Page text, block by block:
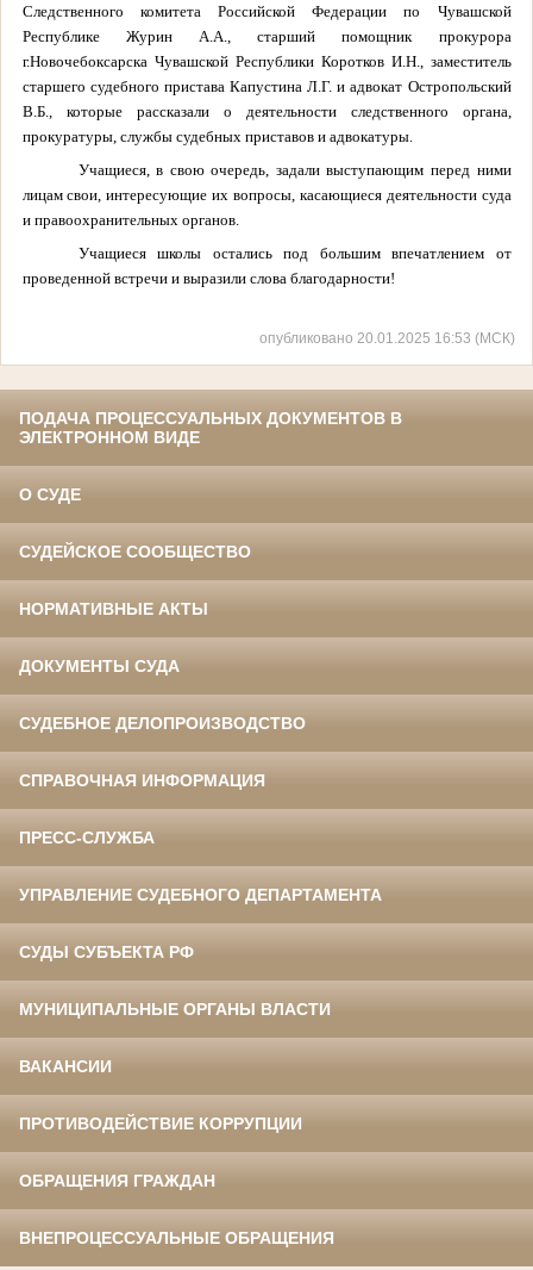
Следственного комитета Российской Федерации по Чувашской
Республике Журин А.А., старший помощник прокурора
г.Новочебоксарска Чувашской Республики Коротков И.Н., заместитель
старшего судебного пристава Капустина Л.Г. и адвокат Остропольский
В.Б., которые рассказали о деятельности следственного органа,
прокуратуры, службы судебных приставов и адвокатуры.
Учащиеся, в свою очередь, задали выступающим перед ними
лицам свои, интересующие их вопросы, касающиеся деятельности суда
и правоохранительных органов.
Учащиеся школы остались под большим впечатлением от
проведенной встречи и выразили слова благодарности!
опубликовано 20.01.2025 16:53 (МСК)
ПОДАЧА ПРОЦЕССУАЛЬНЫХ ДОКУМЕНТОВ В
ЭЛЕКТРОННОМ ВИДЕ
О СУДЕ
СУДЕЙСКОЕ СООБЩЕСТВО
НОРМАТИВНЫЕ АКТЫ
ДОКУМЕНТЫ СУДА
СУДЕБНОЕ ДЕЛОПРОИЗВОДСТВО
СПРАВОЧНАЯ ИНФОРМАЦИЯ
ПРЕСС-СЛУЖБА
УПРАВЛЕНИЕ СУДЕБНОГО ДЕПАРТАМЕНТА
СУДЫ СУБЪЕКТА РФ
МУНИЦИПАЛЬНЫЕ ОРГАНЫ ВЛАСТИ
ВАКАНСИИ
ПРОТИВОДЕЙСТВИЕ КОРРУПЦИИ
ОБРАЩЕНИЯ ГРАЖДАН
ВНЕПРОЦЕССУАЛЬНЫЕ ОБРАЩЕНИЯ